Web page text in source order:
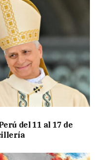
del 11 al 17 de